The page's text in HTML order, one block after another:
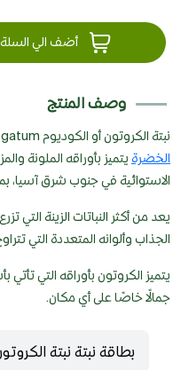
أضف الي السلة
وصف المنتج
نبتة الكروتون أو الكوديوم Codiaeum variegatum هو نبات زينة
الخضرة يتميز بأوراقه الملونة
الاستوائية في جنوب شرق آسيا،
يعد من أكثر النباتات الزينة التي
الجذاب وألوانه المتعددة التي
يتميز الكروتون بأوراقه التي
جمالًا خاصًا على أي مكان.
بطاقة نبتة نبتة